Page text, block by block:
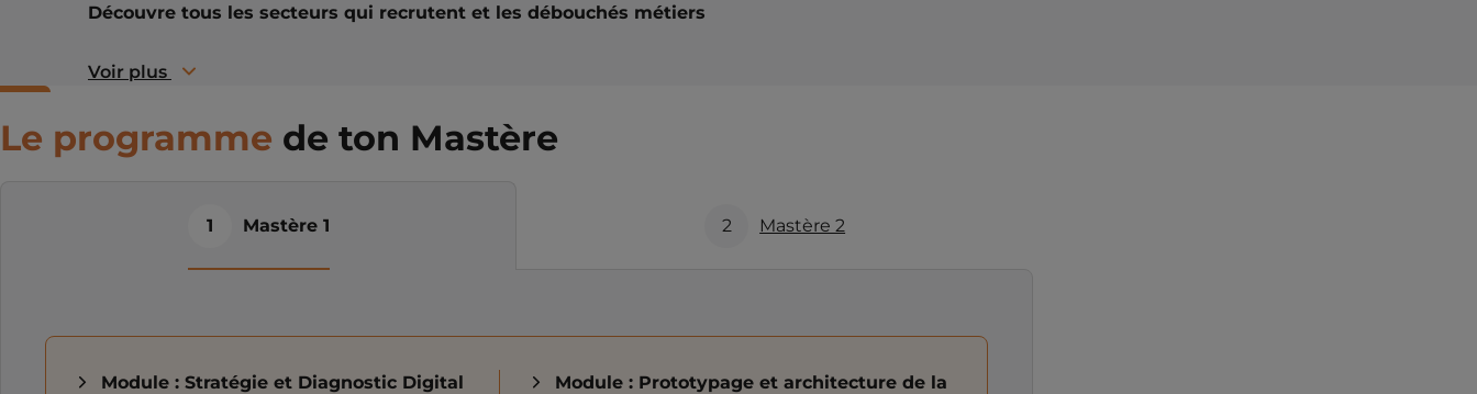
Découvre tous les secteurs qui recrutent et les débouchés métiers
Voir plus
Le programme de ton Mastère
1 Mastère 1 2 Mastère 2
Module : Stratégie et Diagnostic Digital
Module : Prototypage et architecture de la